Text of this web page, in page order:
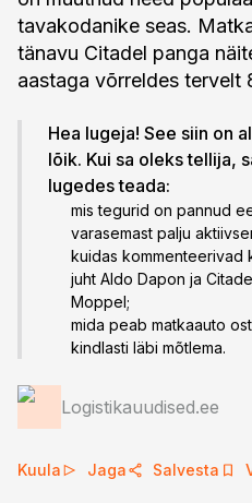
tavakodanike seas.
tänavu Citadel panga
aastaga võrreldes tervelt
Hea lugeja! See siin on
lõik. Kui sa oleks tellija,
lugedes teada:
mis tegurid on pannud
varasemast palju
kuidas kommenteerivad
juht Aldo Dapon ja
Moppel;
mida peab matkaauto
kindlasti läbi mõtlema.
Logistikauudised.ee
Kuula Jaga Salvesta